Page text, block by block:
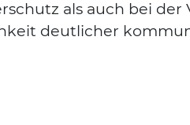
als auch bei
deut­li­cher